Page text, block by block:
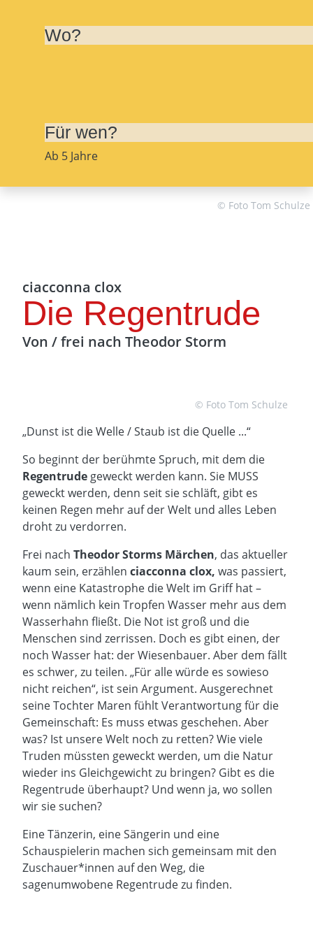
Wo?
Für wen?
Ab 5 Jahre
© Foto Tom Schulze
ciacconna clox
Die Regentrude
Von / frei nach Theodor Storm
© Foto Tom Schulze
„Dunst ist die Welle / Staub ist die Quelle ...“
So beginnt der berühmte Spruch, mit dem die
Regentrude geweckt werden kann. Sie MUSS
geweckt werden, denn seit sie schläft, gibt es
keinen Regen mehr auf der Welt und alles Leben
droht zu verdorren.
Frei nach Theodor Storms Märchen, das aktueller
kaum sein, erzählen ciacconna clox, was passiert,
wenn eine Katastrophe die Welt im Griff hat –
wenn nämlich kein Tropfen Wasser mehr aus dem
Wasserhahn fließt. Die Not ist groß und die
Menschen sind zerrissen. Doch es gibt einen, der
noch Wasser hat: der Wiesenbauer. Aber dem fällt
es schwer, zu teilen. „Für alle würde es sowieso
nicht reichen“, ist sein Argument. Ausgerechnet
seine Tochter Maren fühlt Verantwortung für die
Gemeinschaft: Es muss etwas geschehen. Aber
was? Ist unsere Welt noch zu retten? Wie viele
Truden müssten geweckt werden, um die Natur
wieder ins Gleichgewicht zu bringen? Gibt es die
Regentrude überhaupt? Und wenn ja, wo sollen
wir sie suchen?
Eine Tänzerin, eine Sängerin und eine
Schauspielerin machen sich gemeinsam mit den
Zuschauer*innen auf den Weg, die
sagenumwobene Regentrude zu finden.